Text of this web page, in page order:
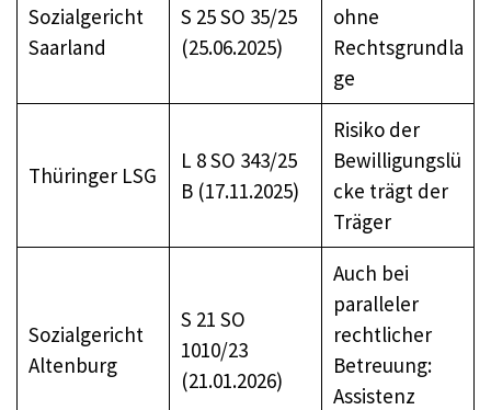
Sozialgericht
Saarland
S 25 SO 35/25
(25.06.2025)
ohne
Rechtsgrundla
ge
Thüringer LSG
L 8 SO 343/25
B (17.11.2025)
Risiko der
Bewilligungslü
cke trägt der
Träger
Sozialgericht
Altenburg
S 21 SO
1010/23
(21.01.2026)
Auch bei
paralleler
rechtlicher
Betreuung:
Assistenz